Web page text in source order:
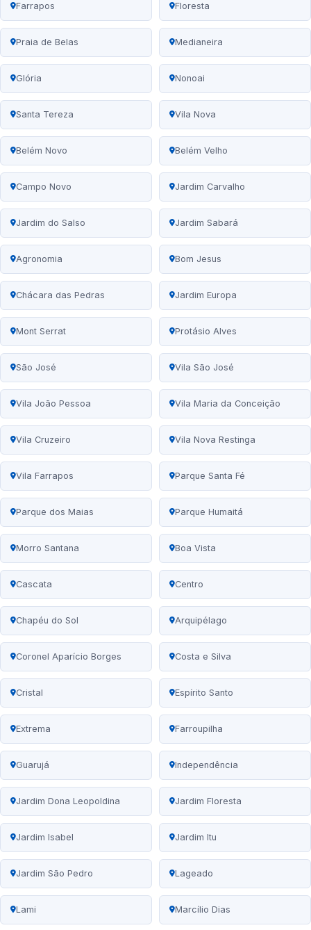
Farrapos Floresta
Praia de Belas Medianeira
Glória Nonoai
Santa Tereza Vila Nova
Belém Novo Belém Velho
Campo Novo Jardim Carvalho
Jardim do Salso Jardim Sabará
Agronomia Bom Jesus
Chácara das Pedras Jardim Europa
Mont Serrat Protásio Alves
São José Vila São José
Vila João Pessoa Vila Maria da Conceição
Vila Cruzeiro Vila Nova Restinga
Vila Farrapos Parque Santa Fé
Parque dos Maias Parque Humaitá
Morro Santana Boa Vista
Cascata Centro
Chapéu do Sol Arquipélago
Coronel Aparício Borges Costa e Silva
Cristal Espírito Santo
Extrema Farroupilha
Guarujá Independência
Jardim Dona Leopoldina Jardim Floresta
Jardim Isabel Jardim Itu
Jardim São Pedro Lageado
Lami Marcílio Dias